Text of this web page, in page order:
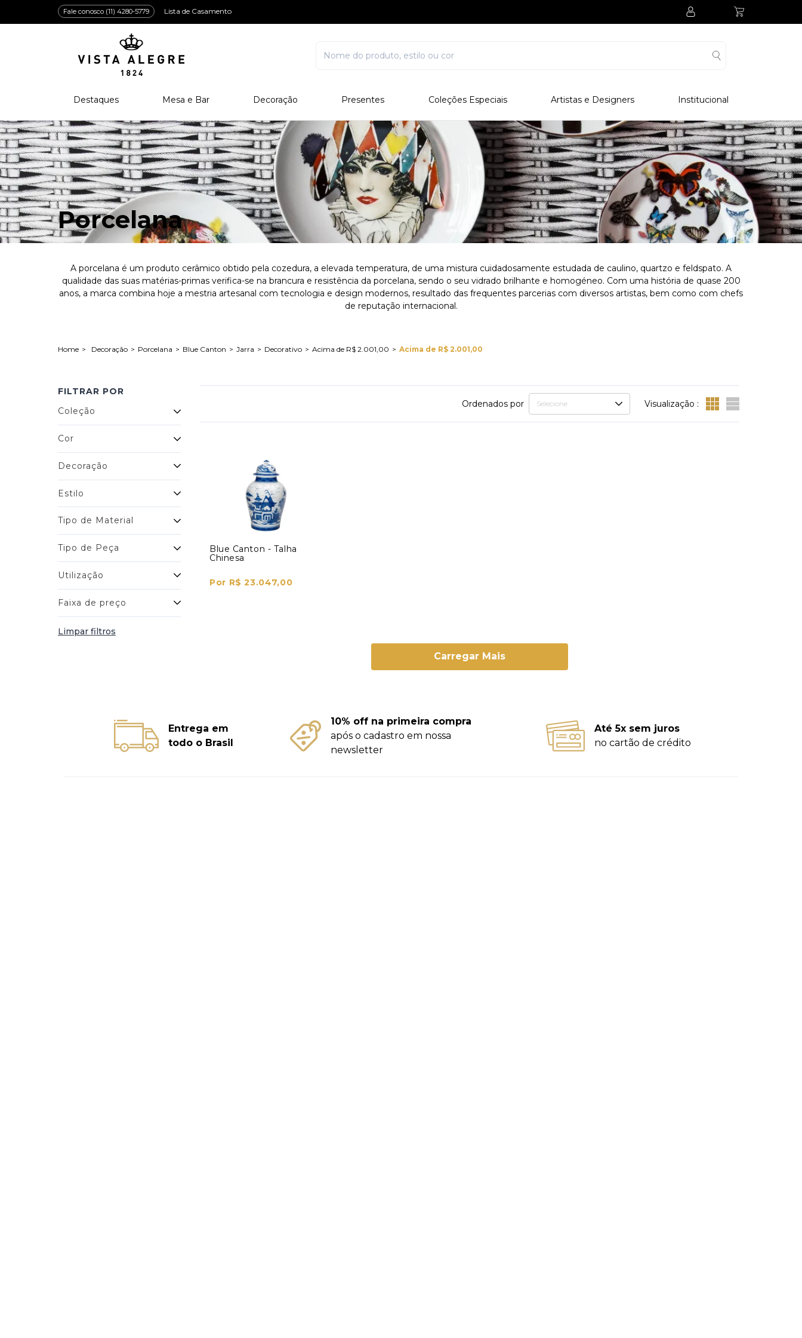
Fale conosco (11) 4280-5779 Lista de Casamento
Destaques
Prêmios e Distinções
Bar e Enologia
Coleção Amazōnia
Mesa e Bar
Cristal
Vidro
Cutelaria
Decoração
Cristal
Presentes
Para Ele
Para Ela
Todos
Coleções Especiais
Outros Colecionáveis
Artistas e Designers
Institucional
Visitar Museu
Visitar Fabrica
Hotel
Clube Colecionadores
Porcelana
A porcelana é um produto cerâmico obtido pela cozedura, a elevada temperatura, de uma mistura cuidadosamente estudada de caulino, quartzo e feldspato. A
qualidade das suas matérias-primas verifica-se na brancura e resistência da porcelana, sendo o seu vidrado brilhante e homogéneo. Com uma história de quase 200
anos, a marca combina hoje a mestria artesanal com tecnologia e design modernos, resultado das frequentes parcerias com diversos artistas, bem como com chefs
de reputação internacional.
Decoração Porcelana Blue Canton Jarra Decorativo Acima de R$ 2.001,00 Acima de R$ 2.001,00
FILTRAR POR
Coleção
Cor
Decoração
Estilo
Tipo de Material
Tipo de Peça
Utilização
Faixa de preço
Limpar filtros
Ordenados por Selecione Visualização :
Blue Canton - Talha
Chinesa
Por R$ 23.047,00
Carregar Mais
Entrega em
todo o Brasil
10% off na primeira compra
após o cadastro em nossa
newsletter
Até 5x sem juros
no cartão de crédito